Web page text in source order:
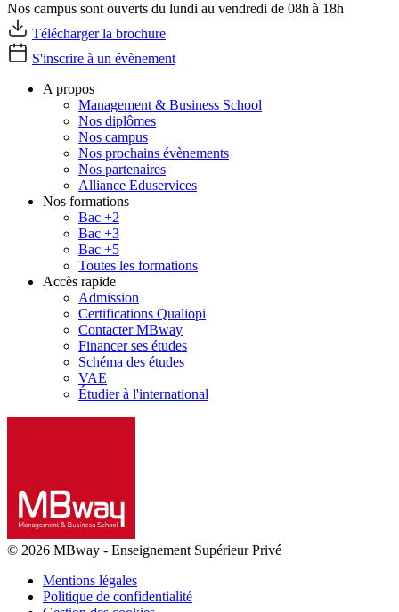
Nos campus sont ouverts du lundi au vendredi de 08h à 18h
Télécharger la brochure
S'inscrire à un évènement
A propos
Management & Business School
Nos diplômes
Nos campus
Nos prochains évènements
Nos partenaires
Alliance Eduservices
Nos formations
Bac +2
Bac +3
Bac +5
Toutes les formations
Accès rapide
Admission
Certifications Qualiopi
Contacter MBway
Financer ses études
Schéma des études
VAE
Étudier à l'international
© 2026 MBway - Enseignement Supérieur Privé
Mentions légales
Politique de confidentialité